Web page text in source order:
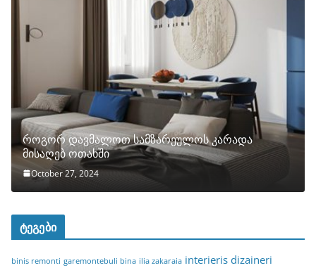
როგორ დავმალოთ სამზარეულოს კარადა
მისაღებ ოთახში
October 27, 2024
ტეგები
binis remonti garemontebuli bina ilia zakaraia interieris dizaineri